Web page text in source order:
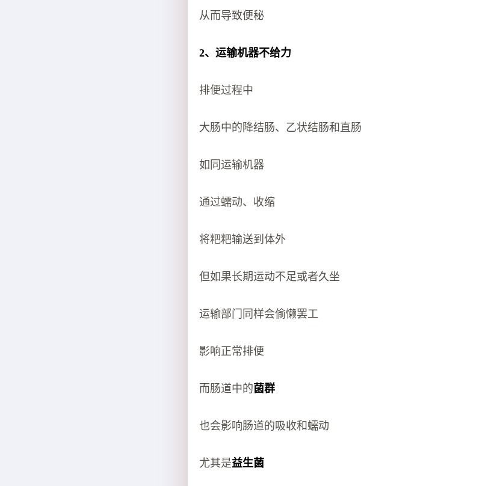
从而导致便秘
2、运输机器不给力
排便过程中
大肠中的降结肠、乙状结肠和直肠
如同运输机器
通过蠕动、收缩
将粑粑输送到体外
但如果长期运动不足或者久坐
运输部门同样会偷懒罢工
影响正常排便
而肠道中的菌群
也会影响肠道的吸收和蠕动
尤其是益生菌